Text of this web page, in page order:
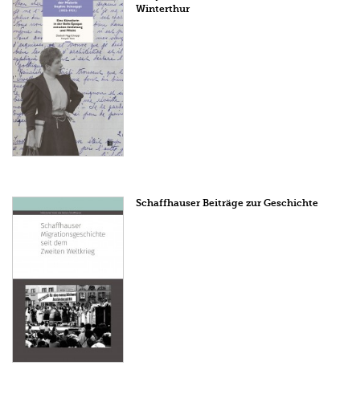
Winterthur
Schaffhauser Beiträge zur Geschichte